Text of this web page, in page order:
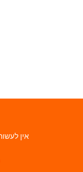
אין